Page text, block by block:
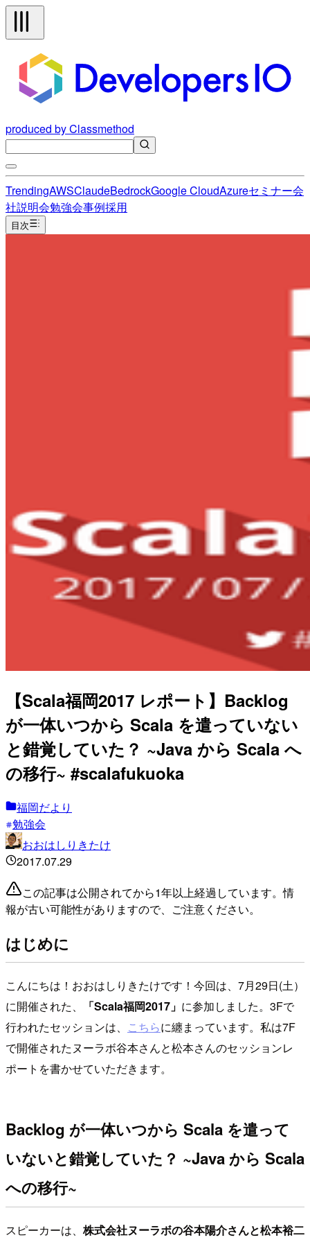
produced by Classmethod
TrendingAWSClaudeBedrockGoogle CloudAzureセミナー会
社説明会勉強会事例採用
目次
【Scala福岡2017 レポート】Backlog
が一体いつから Scala を遣っていない
と錯覚していた？ ~Java から Scala へ
の移行~ #scalafukuoka
福岡だより
勉強会
おおはしりきたけ
2017.07.29
この記事は公開されてから1年以上経過しています。情
報が古い可能性がありますので、ご注意ください。
はじめに
こんにちは！おおはしりきたけです！今回は、7月29日(土）
に開催された、
「Scala福岡2017」 に参加しました。3Fで
行われたセッションは、 こちらに纏まっています。私は7F
で開催されたヌーラボ谷本さんと松本さんのセッションレ
ポートを書かせていただきます。
Backlog が一体いつから Scala を遣って
いないと錯覚していた？ ~Java から Scala
への移行~
スピーカーは、 株式会社ヌーラボの谷本陽介さんと松本裕二